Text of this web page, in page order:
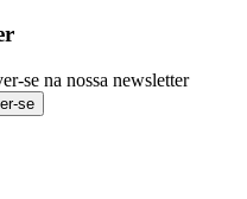
se na nossa newsletter
se